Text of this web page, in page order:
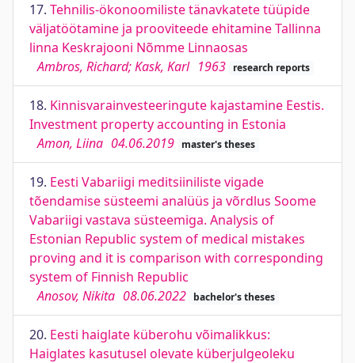
17. Tehnilis-ökonoomiliste tänavkatete tüüpide
väljatöötamine ja prooviteede ehitamine Tallinna
linna Keskrajooni Nõmme Linnaosas
Ambros, Richard; Kask, Karl 1963 research reports
18. Kinnisvarainvesteeringute kajastamine Eestis.
Investment property accounting in Estonia
Amon, Liina 04.06.2019 master's theses
19. Eesti Vabariigi meditsiiniliste vigade
tõendamise süsteemi analüüs ja võrdlus Soome
Vabariigi vastava süsteemiga. Analysis of
Estonian Republic system of medical mistakes
proving and it is comparison with corresponding
system of Finnish Republic
Anosov, Nikita 08.06.2022 bachelor's theses
20. Eesti haiglate küberohu võimalikkus:
Haiglates kasutusel olevate küberjulgeoleku